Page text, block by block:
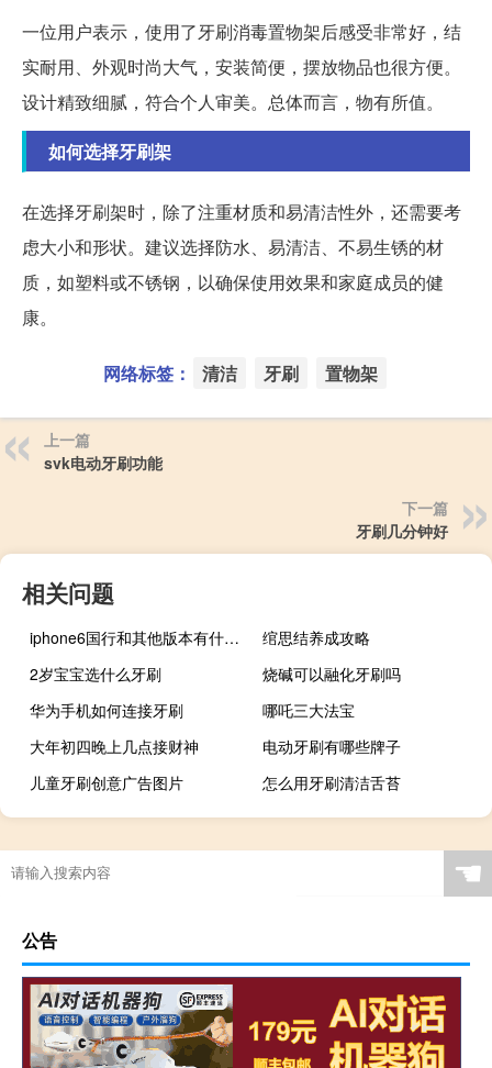
一位用户表示，使用了牙刷消毒置物架后感受非常好，结
实耐用、外观时尚大气，安装简便，摆放物品也很方便。
设计精致细腻，符合个人审美。总体而言，物有所值。
如何选择牙刷架
在选择牙刷架时，除了注重材质和易清洁性外，还需要考
虑大小和形状。建议选择防水、易清洁、不易生锈的材
质，如塑料或不锈钢，以确保使用效果和家庭成员的健
康。
网络标签： 清洁 牙刷 置物架
上一篇
svk电动牙刷功能
下一篇
牙刷几分钟好
相关问题
iphone6国行和其他版本有什么区别（iphone6国行）
绾思结养成攻略
2岁宝宝选什么牙刷
烧碱可以融化牙刷吗
华为手机如何连接牙刷
哪吒三大法宝
大年初四晚上几点接财神
电动牙刷有哪些牌子
儿童牙刷创意广告图片
怎么用牙刷清洁舌苔
☚
公告